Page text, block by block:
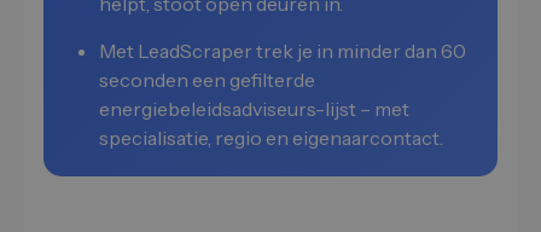
Met LeadScraper trek je in minder dan 60
seconden een gefilterde
energiebeleidsadviseurs-lijst – met
specialisatie, regio en eigenaarcontact.